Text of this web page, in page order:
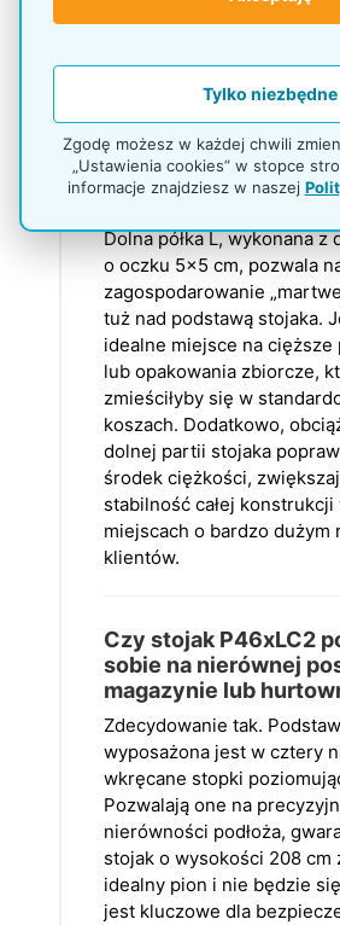
oddzielnych przegród.
Jakie korzyści daje
dolna półka druciana
montowana na
Dolna półka L, wykonana z
o oczku 5x5 cm, pozwala
zagospodarowanie
tuż nad podstawą stojaka.
idealne miejsce na cięższe
lub opakowania zbiorcze,
zmieściłyby się w
koszach. Dodatkowo,
dolnej partii stojaka
środek ciężkości,
stabilność całej konstrukcji
miejscach o bardzo dużym
klientów.
Czy stojak P46xLC2
sobie na nierównej
magazynie lub
Zdecydowanie tak.
wyposażona jest w cztery
wkręcane stopki
Pozwalają one na
nierówności podłoża,
stojak o wysokości 208 cm
idealny pion i nie będzie
jest kluczowe dla
Tylko niezbędne
Zgodę możesz w każdej chwili
„Ustawienia cookies” w stopce
informacje znajdziesz w naszej